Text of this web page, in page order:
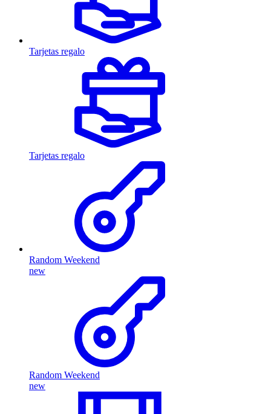
Tarjetas regalo
Tarjetas regalo
Random Weekend
new
Random Weekend
new